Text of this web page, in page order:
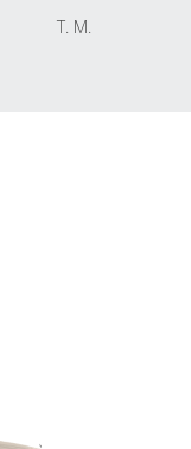
T. M.